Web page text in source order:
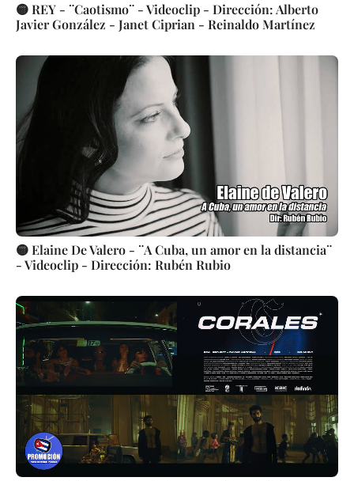
🟡 REY - ¨Caotismo¨ - Videoclip - Dirección: Alberto
Javier González - Janet Ciprian - Reinaldo Martínez
🟡 Elaine De Valero - ¨A Cuba, un amor en la distancia¨
- Videoclip - Dirección: Rubén Rubio